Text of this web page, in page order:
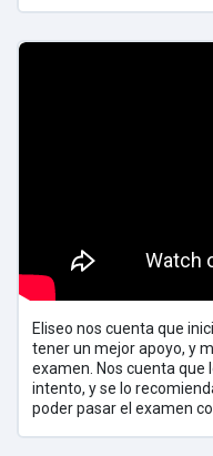
Eliseo nos cuenta que
tener un mejor apoyo, y
examen. Nos cuenta que
intento, y se lo
poder pasar el examen